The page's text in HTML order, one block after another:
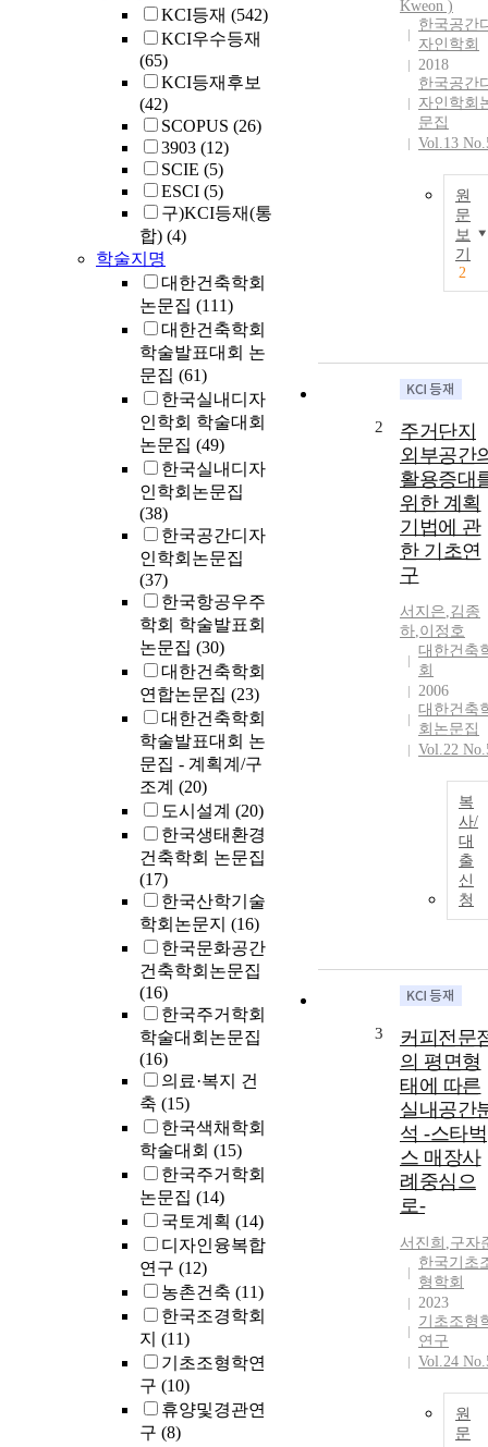
KCI등재 (542)
KCI우수등재
(65)
KCI등재후보
(42)
SCOPUS (26)
3903 (12)
SCIE (5)
ESCI (5)
구)KCI등재(통
합) (4)
학술지명
대한건축학회
논문집 (111)
대한건축학회
학술발표대회 논
문집 (61)
한국실내디자
인학회 학술대회
논문집 (49)
한국실내디자
인학회논문집
(38)
한국공간디자
인학회논문집
(37)
한국항공우주
학회 학술발표회
논문집 (30)
대한건축학회
연합논문집 (23)
대한건축학회
학술발표대회 논
문집 - 계획계/구
조계 (20)
도시설계 (20)
한국생태환경
건축학회 논문집
(17)
한국산학기술
학회논문지 (16)
한국문화공간
건축학회논문집
(16)
한국주거학회
학술대회논문집
(16)
의료·복지 건
축 (15)
한국색채학회
학술대회 (15)
한국주거학회
논문집 (14)
국토계획 (14)
디자인융복합
연구 (12)
농촌건축 (11)
한국조경학회
지 (11)
기초조형학연
구 (10)
휴양및경관연
구 (8)
Kweon )
한국공간
자인학회
2018
한국공간
자인학회
문집
Vol.13
원
문
보
기
2
2
주거단지
외부공간
활용증대
위한 계획
기법에 관
한 기초연
구
서지은,김종
하,이정호
대한건축
회
2006
대한건축
회논문집
Vol.22
복
사/
대
출
신
청
3
커피전문
의 평면형
태에 따른
실내공간
석 -스타벅
스 매장사
례중심으
로-
서진희 ,구자
한국기초
형학회
2023
기초조형
연구
Vol.24
원
문